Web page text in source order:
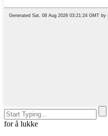
for å lukke